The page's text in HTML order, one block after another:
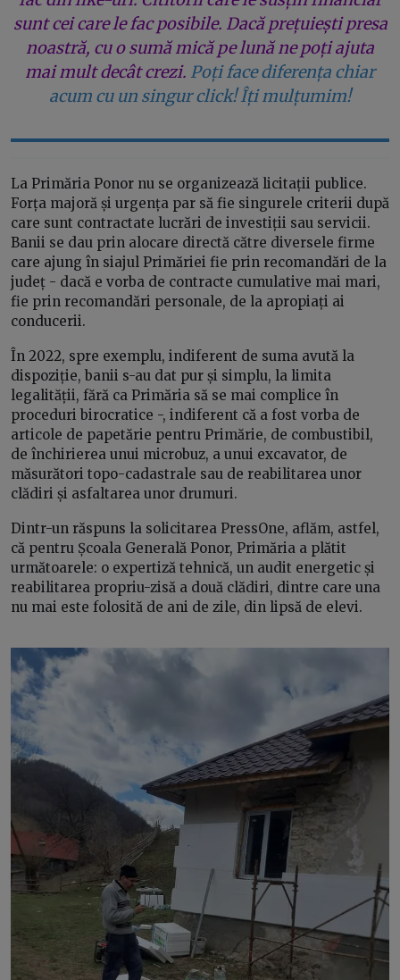
sunt cei care le fac posibile. Dacă prețuiești presa
noastră, cu o sumă mică pe lună ne poți ajuta
mai mult decât crezi. Poți face diferența chiar
acum cu un singur click! Îți mulțumim!
La Primăria Ponor nu se organizează licitații publice.
Forța majoră și urgența par să fie singurele criterii după
care sunt contractate lucrări de investiții sau servicii.
Banii se dau prin alocare directă către diversele firme
care ajung în siajul Primăriei fie prin recomandări de la
județ - dacă e vorba de contracte cumulative mai mari,
fie prin recomandări personale, de la apropiați ai
conducerii.
În 2022, spre exemplu, indiferent de suma avută la
dispoziție, banii s-au dat pur și simplu, la limita
legalității, fără ca Primăria să se mai complice în
proceduri birocratice -, indiferent că a fost vorba de
articole de papetărie pentru Primărie, de combustibil,
de închirierea unui microbuz, a unui excavator, de
măsurători topo-cadastrale sau de reabilitarea unor
clădiri și asfaltarea unor drumuri.
Dintr-un răspuns la solicitarea PressOne, aflăm, astfel,
că pentru Școala Generală Ponor, Primăria a plătit
următoarele: o expertiză tehnică, un audit energetic și
reabilitarea propriu-zisă a două clădiri, dintre care una
nu mai este folosită de ani de zile, din lipsă de elevi.